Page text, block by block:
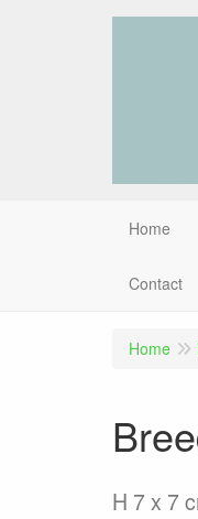
Home
Contact
Home
H 7 x 7